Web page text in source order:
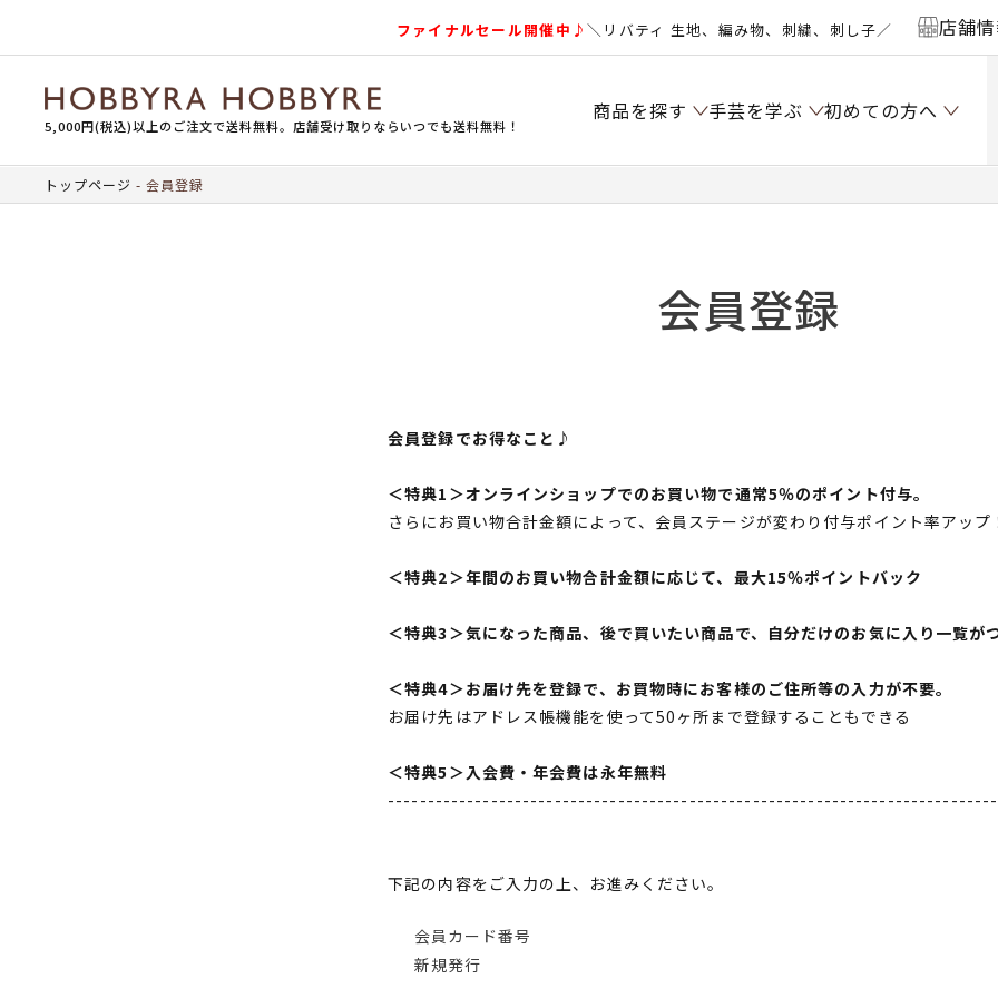
ファイナルセール開催中♪＼リバティ 生地、編み物、刺繍、刺し子／ 店舗
5,000円(税込)以上のご注文で送料無料。店舗受け取りならいつでも送料無料！
商品を探す 手芸を学ぶ 初めての方へ
トップページ 会員登録
会員登録
会員登録でお得なこと♪
＜特典1＞オンラインショップでのお買い物で通常5％のポイント付与。
さらにお買い物合計金額によって、会員ステージが変わり付与ポイント率アップ
＜特典2＞年間のお買い物合計金額に応じて、最大15％ポイントバック
＜特典3＞気になった商品、後で買いたい商品で、自分だけのお気に入り一覧が
＜特典4＞お届け先を登録で、お買物時にお客様のご住所等の入力が不要。
お届け先はアドレス帳機能を使って50ヶ所まで登録することもできる
＜特典5＞入会費・年会費は永年無料
下記の内容をご入力の上、お進みください。
会員カード番号
新規発行